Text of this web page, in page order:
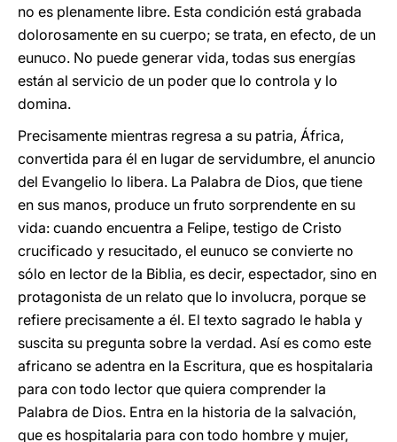
no es plenamente libre. Esta condición está grabada
dolorosamente en su cuerpo; se trata, en efecto, de un
eunuco. No puede generar vida, todas sus energías
están al servicio de un poder que lo controla y lo
domina.
Precisamente mientras regresa a su patria, África,
convertida para él en lugar de servidumbre, el anuncio
del Evangelio lo libera. La Palabra de Dios, que tiene
en sus manos, produce un fruto sorprendente en su
vida: cuando encuentra a Felipe, testigo de Cristo
crucificado y resucitado, el eunuco se convierte no
sólo en lector de la Biblia, es decir, espectador, sino en
protagonista de un relato que lo involucra, porque se
refiere precisamente a él. El texto sagrado le habla y
suscita su pregunta sobre la verdad. Así es como este
africano se adentra en la Escritura, que es hospitalaria
para con todo lector que quiera comprender la
Palabra de Dios. Entra en la historia de la salvación,
que es hospitalaria para con todo hombre y mujer,